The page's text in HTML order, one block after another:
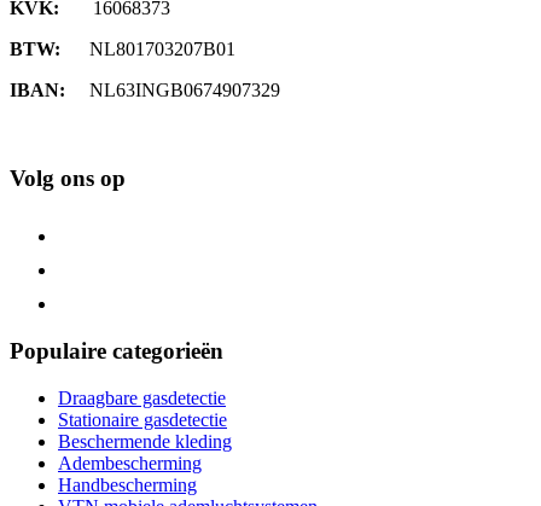
KVK: 16068373
BTW: NL801703207B01
IBAN: NL63INGB0674907329
Volg ons op
Populaire categorieën
Draagbare gasdetectie
Stationaire gasdetectie
Beschermende kleding
Adembescherming
Handbescherming